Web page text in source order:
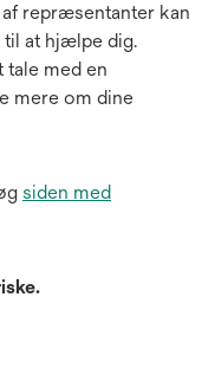
repræsentanter kan
at hjælpe dig.
tale med en
mere om dine
siden med